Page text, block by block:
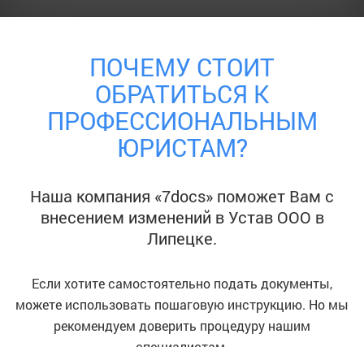
ПОЧЕМУ СТОИТ
ОБРАТИТЬСЯ К
ПРОФЕССИОНАЛЬНЫМ
ЮРИСТАМ?
Наша компания «7docs» поможет Вам с
внесением изменений в Устав ООО в
Липецке.
Если хотите самостоятельно подать документы,
можете использовать пошаговую инструкцию. Но мы
рекомендуем доверить процедуру нашим